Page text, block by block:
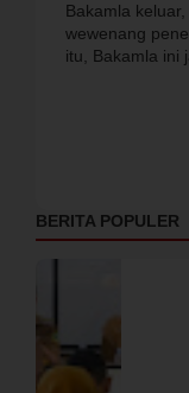
Bakamla
wewenang
itu, Bakamla ini
BERITA POPULER